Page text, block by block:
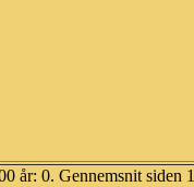
år: 0. Gennemsnit siden